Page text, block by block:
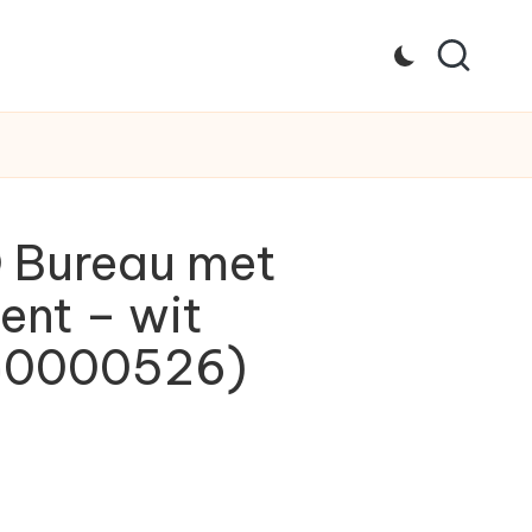
Bureau met
– wit